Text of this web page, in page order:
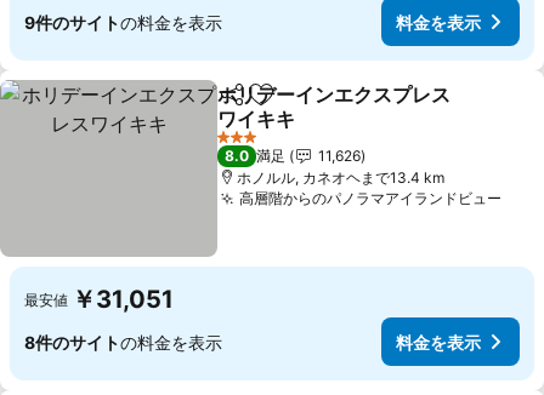
9件のサイトの料金を表示 料金を表示
シェアお気に入りに追加
ホリデーインエクスプレス
ワイキキ
料金を表示
3 ホテルのランク
8.0 満足
11,626
ホノルル, カネオヘまで13.4 km
高層階からのパノラマアイランドビュー
最安値 ￥31,051
8件のサイトの料金を表示 料金を表示